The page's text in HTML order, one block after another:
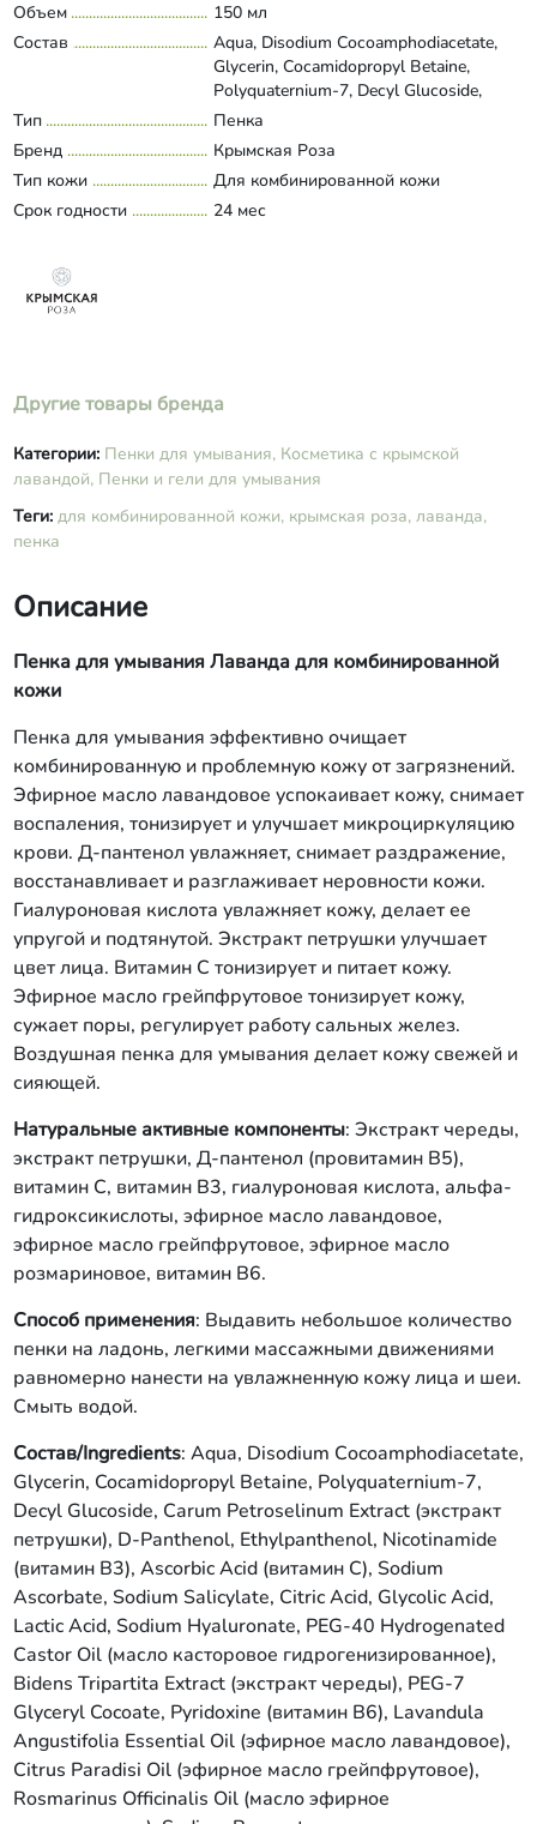
Объем
150 мл
Состав
Aqua, Disodium Сocoamphodiacetate,
Glycerin, Cocamidopropyl Betaine,
Polyquaternium-7, Decyl Glucoside,
Carum Petroselinum Extract (экстракт
петрушки), D-Panthenol,
Ethylpanthenol, Nicotinamide (витамин
В3), Ascorbic Acid (витамин C), Sodium
Ascorbate, Sodium Salicylate, Citric Acid,
Essential Oil (эфирное масло
(эфирное масло грейпфрутовое),
Rosmarinus Officinalis Oil (масло
Benzoate, Methylchloroisothiazolinone,
Развернуть состав
Тип
Пенка
Бренд
Крымская Роза
Тип кожи
Для комбинированной кожи
Срок годности
24 мес
Другие товары бренда
Категории: Пенки для умывания, Косметика с крымской
лавандой, Пенки и гели для умывания
Теги: для комбинированной кожи, крымская роза, лаванда,
пенка
Описание
Пенка для умывания Лаванда для комбинированной
кожи
Пенка для умывания эффективно очищает
комбинированную и проблемную кожу от загрязнений.
Эфирное масло лавандовое успокаивает кожу, снимает
воспаления, тонизирует и улучшает микроциркуляцию
крови. Д-пантенол увлажняет, снимает раздражение,
восстанавливает и разглаживает неровности кожи.
Гиалуроновая кислота увлажняет кожу, делает ее
упругой и подтянутой. Экстракт петрушки улучшает
цвет лица. Витамин С тонизирует и питает кожу.
Эфирное масло грейпфрутовое тонизирует кожу,
сужает поры, регулирует работу сальных желез.
Воздушная пенка для умывания делает кожу свежей и
сияющей.
Натуральные активные компоненты: Экстракт череды,
экстракт петрушки, Д-пантенол (провитамин В5),
витамин C, витамин В3, гиалуроновая кислота, альфа-
гидроксикислоты, эфирное масло лавандовое,
эфирное масло грейпфрутовое, эфирное масло
розмариновое, витамин В6.
Способ применения: Выдавить небольшое количество
пенки на ладонь, легкими массажными движениями
равномерно нанести на увлажненную кожу лица и шеи.
Смыть водой.
Состав/Ingredients: Aqua, Disodium Сocoamphodiacetate,
Glycerin, Cocamidopropyl Betaine, Polyquaternium-7,
Decyl Glucoside, Carum Petroselinum Extract (экстракт
петрушки), D-Panthenol, Ethylpanthenol, Nicotinamide
(витамин В3), Ascorbic Acid (витамин C), Sodium
Ascorbate, Sodium Salicylate, Citric Acid, Glycolic Acid,
Lactic Acid, Sodium Hyaluronate, PEG-40 Hydrogenated
Castor Oil (масло касторовое гидрогенизированное),
Bidens Tripartita Extract (экстракт череды), PEG-7
Glyceryl Cocoate, Pyridoxine (витамин В6), Lavandula
Angustifolia Essential Oil (эфирное масло лавандовое),
Citrus Paradisi Oil (эфирное масло грейпфрутовое),
Rosmarinus Officinalis Oil (масло эфирное